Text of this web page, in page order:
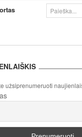
užsiprenumeruoti